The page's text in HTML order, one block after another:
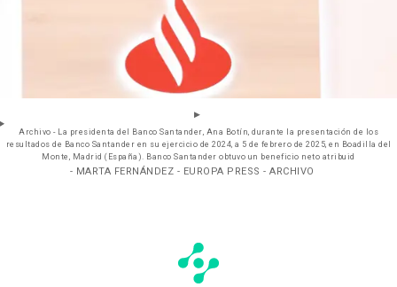
Archivo - La presidenta del Banco Santander, Ana Botín, durante la presentación de los
resultados de Banco Santander en su ejercicio de 2024, a 5 de febrero de 2025, en Boadilla del
Monte, Madrid (España). Banco Santander obtuvo un beneficio neto atribuid
- MARTA FERNÁNDEZ - EUROPA PRESS - ARCHIVO